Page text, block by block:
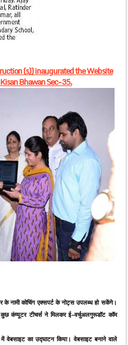
(s)) inaugurated the Website
Bhawan Sec-35.
नामी कोचिंग एक्सपर्ट के नोट्स उपलब्ध हो सकेंगे।
कंप्यूटर टीचर्स ने मिलकर ई-वर्चुअलगुरूडॉट कॉम
का उद्घाटन किया। वेबसाइट बनाने वाले